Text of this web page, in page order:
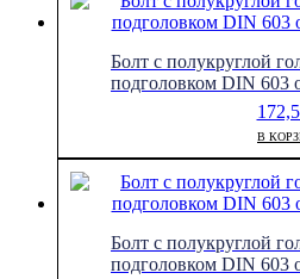
Болт с полукруглой
подголовком DIN 603
В
Болт с полукруглой
подголовком DIN 603